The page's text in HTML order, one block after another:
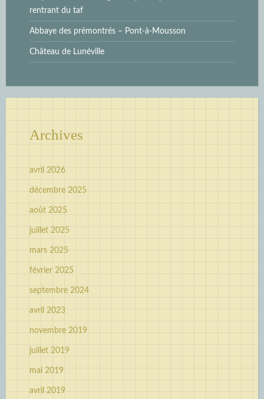
rentrant du taf
Abbaye des prémontrés – Pont-à-Mousson
Château de Lunéville
Archives
avril 2026
décembre 2025
août 2025
juillet 2025
mars 2025
février 2025
septembre 2024
avril 2023
novembre 2019
juillet 2019
mai 2019
avril 2019